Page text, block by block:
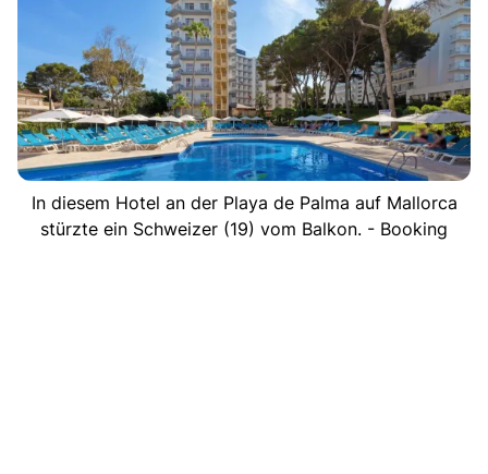
In diesem Hotel an der Playa de Palma auf Mallorca
stürzte ein Schweizer (19) vom Balkon. - Booking